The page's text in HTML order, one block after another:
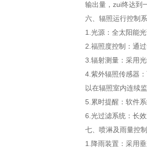
输出量，zui终达到
六、辐照运行控制系
1.光源：全太阳能光
2.福照度控制：通
3.辐射测量：采用
4.紫外辐照传感器
以在辐照室内连续
5.累时提醒：软件
6.光过滤系统：长
七、喷淋及雨量控制
1.降雨装置：采用